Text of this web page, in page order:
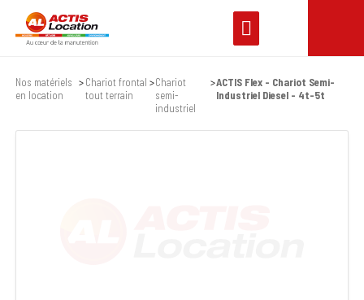
Nos matériels
en location
Chariot frontal
tout terrain
Chariot
semi-
industriel
ACTIS Flex - Chariot Semi-
Industriel Diesel - 4t-5t